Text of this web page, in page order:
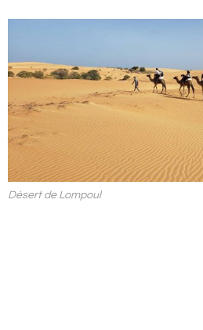
Désert de Lompoul